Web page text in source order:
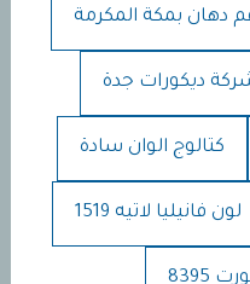
دهان بمكة المكرمة
ديكورات جدة
كتالوج الوان سادة
لون فانيليا لاتيه 1519